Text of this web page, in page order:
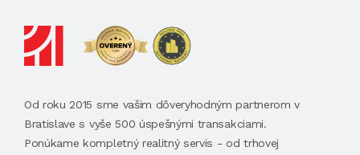
Od roku 2015 sme vašim dôveryhodným partnerom v
Bratislave s vyše 500 úspešnými transakciami.
Ponúkame kompletný realitný servis - od trhovej